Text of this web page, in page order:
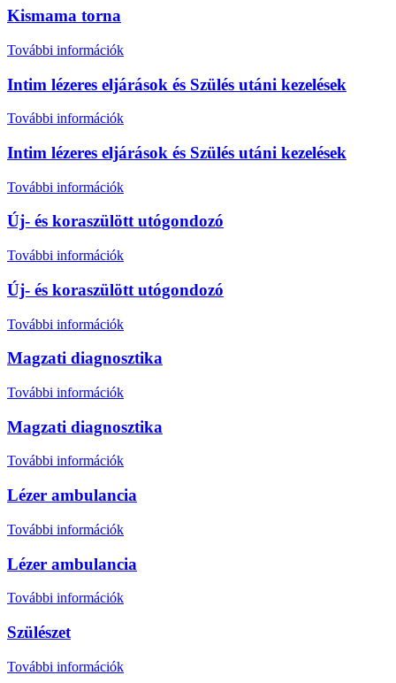
Kismama torna
További információk
Intim lézeres eljárások és Szülés utáni kezelések
További információk
Intim lézeres eljárások és Szülés utáni kezelések
További információk
Új- és koraszülött utógondozó
További információk
Új- és koraszülött utógondozó
További információk
Magzati diagnosztika
További információk
Magzati diagnosztika
További információk
Lézer ambulancia
További információk
Lézer ambulancia
További információk
Szülészet
További információk